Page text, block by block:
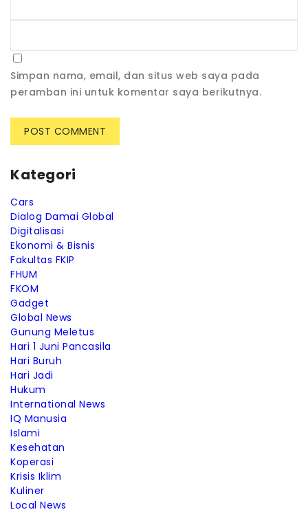
Kategori
Cars
Dialog Damai Global
Digitalisasi
Ekonomi & Bisnis
Fakultas FKIP
FHUM
FKOM
Gadget
Global News
Gunung Meletus
Hari 1 Juni Pancasila
Hari Buruh
Hari Jadi
Hukum
International News
IQ Manusia
Islami
Kesehatan
Koperasi
Krisis Iklim
Kuliner
Local News
Simpan nama, email, dan situs web saya pada
peramban ini untuk komentar saya berikutnya.